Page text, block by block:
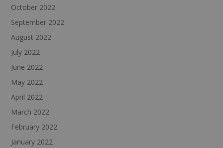
October 2022
September 2022
August 2022
July 2022
June 2022
May 2022
April 2022
March 2022
February 2022
January 2022